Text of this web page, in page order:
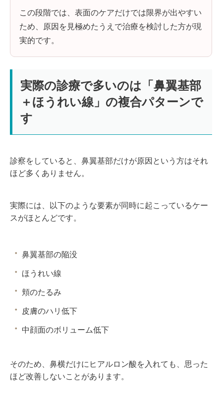
この段階では、表面のケアだけでは限界が出やすい
ため、原因を見極めたうえで治療を検討した方が現
実的です。
実際の診療で多いのは「鼻翼基部
＋ほうれい線」の複合パターンで
す
診察をしていると、鼻翼基部だけが原因という方はそれ
ほど多くありません。
実際には、以下のような要素が同時に起こっているケー
スがほとんどです。
鼻翼基部の陥没
ほうれい線
頬のたるみ
皮膚のハリ低下
中顔面のボリューム低下
そのため、鼻横だけにヒアルロン酸を入れても、思った
ほど改善しないことがあります。